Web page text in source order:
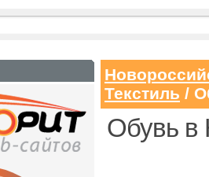
Текстиль /
Обувь в